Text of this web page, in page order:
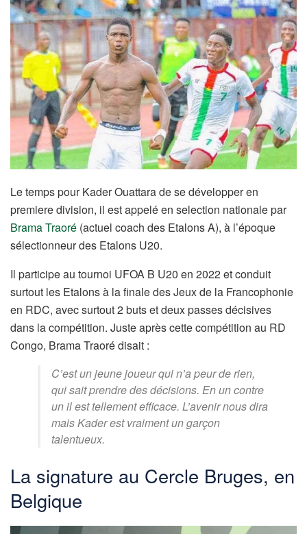
Le temps pour Kader Ouattara de se développer en
premiere division, il est appelé en selection nationale par
Brama Traoré (actuel coach des Etalons A), à l’époque
sélectionneur des Etalons U20.
Il participe au tournoi UFOA B U20 en 2022 et conduit
surtout les Etalons à la finale des Jeux de la Francophonie
en RDC, avec surtout 2 buts et deux passes décisives
dans la compétition. Juste après cette compétition au RD
Congo, Brama Traoré disait :
C’est un jeune joueur qui n’a peur de rien,
qui sait prendre des décisions. En un contre
un il est tellement efficace. L’avenir nous dira
mais Kader est vraiment un garçon
talentueux.
La signature au Cercle Bruges, en
Belgique